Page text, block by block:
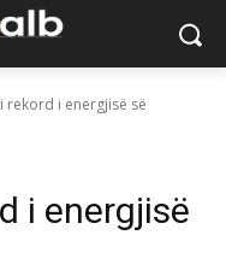
rekord i energjisë së
i energjisë